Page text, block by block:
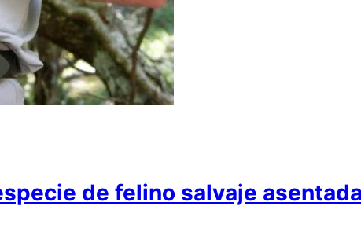
de felino salvaje